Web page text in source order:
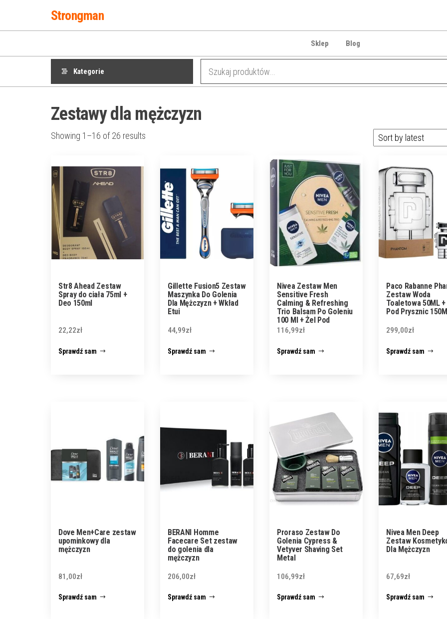
treści
Strongman
Sklep Blog
Kategorie
Zestawy dla mężczyzn
Showing 1–16 of 26 results
Str8 Ahead Zestaw
Spray do ciała 75ml +
Deo 150ml
22,22zł
Sprawdź sam
Gillette Fusion5 Zestaw
Maszynka Do Golenia
Dla Mężczyzn + Wkład
Etui
44,99zł
Sprawdź sam
Nivea Zestaw Men
Sensitive Fresh
Calming & Refreshing
Trio Balsam Po Goleniu
100 Ml + Żel Pod
Prysznic 250
Antyperspirant 150
116,99zł
Sprawdź sam
Paco Rabanne
Zestaw Woda
Toaletowa 50ML
Pod Prysznic
299,00zł
Sprawdź sam
Dove Men+Care zestaw
upominkowy dla
mężczyzn
81,00zł
Sprawdź sam
BERANI Homme
Facecare Set zestaw
do golenia dla
mężczyzn
206,00zł
Sprawdź sam
Proraso Zestaw Do
Golenia Cypress &
Vetyver Shaving Set
Metal
106,99zł
Sprawdź sam
Nivea Men Deep
Zestaw
Dla Mężczyzn
67,69zł
Sprawdź sam